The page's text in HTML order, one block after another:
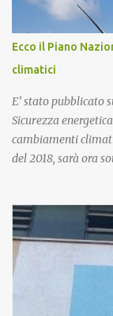
Ecco il Piano
climatici
E’ stato pubblicato
Sicurezza
cambiamenti
del 2018, sarà ora
nazionale per
rischi derivanti dai
di adattamento dei
trarre vantaggio
presentare con le
Piano è stata già